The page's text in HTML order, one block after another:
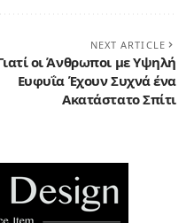
NEXT ARTICLE
οι Άνθρωποι με Υψηλή
Ευφυΐα Έχουν Συχνά ένα
Ακατάστατο Σπίτι